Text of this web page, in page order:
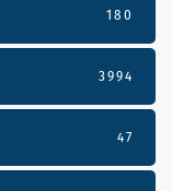
180
3994
47